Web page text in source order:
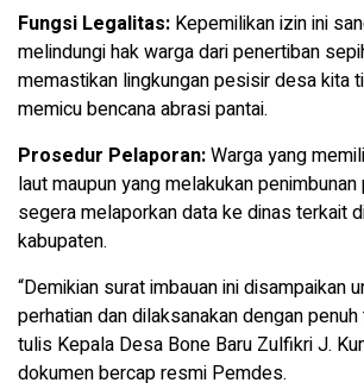
Fungsi Legalitas: Kepemilikan izin ini
melindungi hak warga dari penertiban
memastikan lingkungan pesisir desa kita
memicu bencana abrasi pantai.
Prosedur Pelaporan:Warga yang
laut maupun yang melakukan
segera melaporkan data ke dinas terkait
kabupaten.
“Demikian surat imbauan ini disampaikan
perhatian dan dilaksanakan dengan
tulis Kepala Desa Bone Baru Zulfikri J.
dokumen bercap resmi Pemdes.